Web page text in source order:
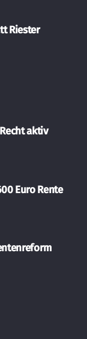
Riester
aktiv
Euro Rente